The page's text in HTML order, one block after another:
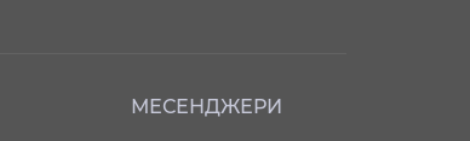
МЕСЕНДЖЕРИ